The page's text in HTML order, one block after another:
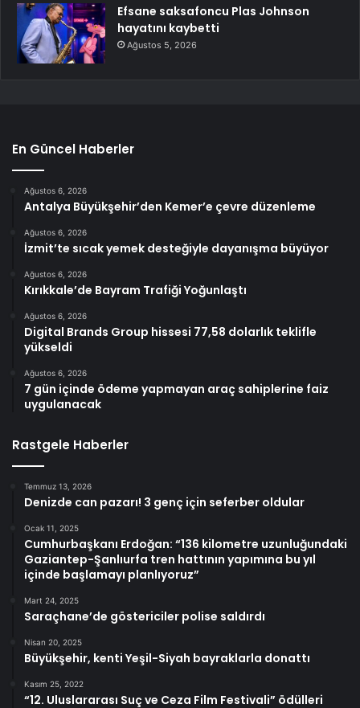
Efsane saksafoncu Plas Johnson
hayatını kaybetti
Ağustos 5, 2026
En Güncel Haberler
Ağustos 6, 2026
Antalya Büyükşehir’den Kemer’e çevre düzenleme
Ağustos 6, 2026
İzmit’te sıcak yemek desteğiyle dayanışma büyüyor
Ağustos 6, 2026
Kırıkkale’de Bayram Trafiği Yoğunlaştı
Ağustos 6, 2026
Digital Brands Group hissesi 77,58 dolarlık teklifle
yükseldi
Ağustos 6, 2026
7 gün içinde ödeme yapmayan araç sahiplerine faiz
uygulanacak
Rastgele Haberler
Temmuz 13, 2026
Denizde can pazarı! 3 genç için seferber oldular
Ocak 11, 2025
Cumhurbaşkanı Erdoğan: “136 kilometre uzunluğundaki
Gaziantep-Şanlıurfa tren hattının yapımına bu yıl
içinde başlamayı planlıyoruz”
Mart 24, 2025
Saraçhane’de göstericiler polise saldırdı
Nisan 20, 2025
Büyükşehir, kenti Yeşil-Siyah bayraklarla donattı
Kasım 25, 2022
“12. Uluslararası Suç ve Ceza Film Festivali” ödülleri